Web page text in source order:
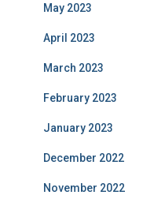
May 2023
April 2023
March 2023
February 2023
January 2023
December 2022
November 2022